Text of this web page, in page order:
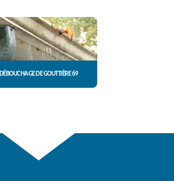
DÉBOUCHAGE DE GOUTTIÈRE 69